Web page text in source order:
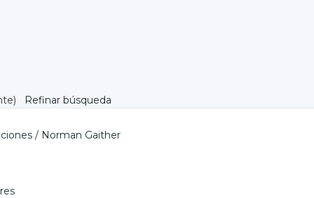
Refinar búsqueda
/ Norman Gaither